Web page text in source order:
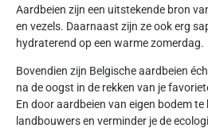
Aardbeien zijn een uitstekende bron
en vezels. Daarnaast zijn ze ook erg
hydraterend op een warme zomerdag.
Bovendien zijn Belgische aardbeien
na de oogst in de rekken van je
En door aardbeien van eigen bodem te
landbouwers en verminder je de